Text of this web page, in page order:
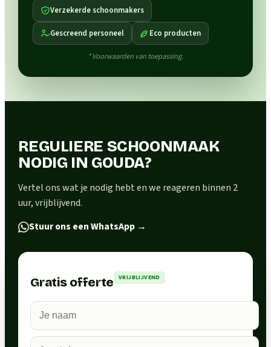
Verzekerde schoonmakers
Gescreend personeel Eco producten
* Voorwaarden van toepassing.
REGULIERE SCHOONMAAK
NODIG IN GOUDA?
Vertel ons wat je nodig hebt en we reageren binnen 2
uur, vrijblijvend.
Stuur ons een WhatsApp →
Gratis offerte VRIJBLIJVEND